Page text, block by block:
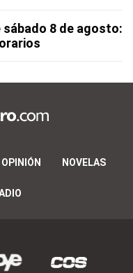
8 de agosto:
OPINIÓN NOVELAS